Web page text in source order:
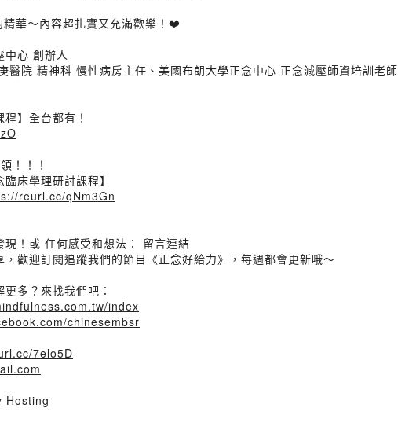
華～內容超扎實又充滿歡樂！❤️
中心 創辦人
醫院 精神科 慢性病房主任、美國布朗大學正念中心 正念減壓師資培訓老師
】全台都有！
！！！
床學理研討課程】
reurl.cc/qNm3Gn
現！或 任何感受和想法： 留言連結
歡迎訂閱追蹤我們的節目《正念好給力》，每週都會更新哦～
多？來找我們吧：
index
chinesembsr
7elo5D
Hosting